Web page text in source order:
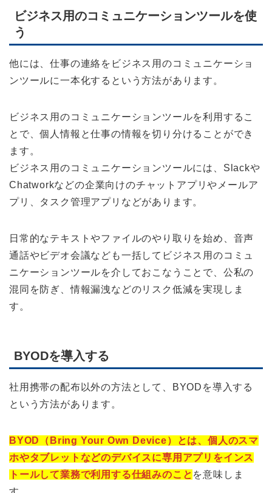
ビジネス用のコミュニケーションツールを使
う
他には、仕事の連絡をビジネス用のコミュニケーショ
ンツールに一本化するという方法があります。
ビジネス用のコミュニケーションツールを利用するこ
とで、個人情報と仕事の情報を切り分けることができ
ます。
ビジネス用のコミュニケーションツールには、Slackや
Chatworkなどの企業向けのチャットアプリやメールア
プリ、タスク管理アプリなどがあります。
日常的なテキストやファイルのやり取りを始め、音声
通話やビデオ会議なども一括してビジネス用のコミュ
ニケーションツールを介しておこなうことで、公私の
混同を防ぎ、情報漏洩などのリスク低減を実現しま
す。
BYODを導入する
社用携帯の配布以外の方法として、BYODを導入する
という方法があります。
BYOD（Bring Your Own Device）とは、個人のスマ
ホやタブレットなどのデバイスに専用アプリをインス
トールして業務で利用する仕組みのこと を意味しま